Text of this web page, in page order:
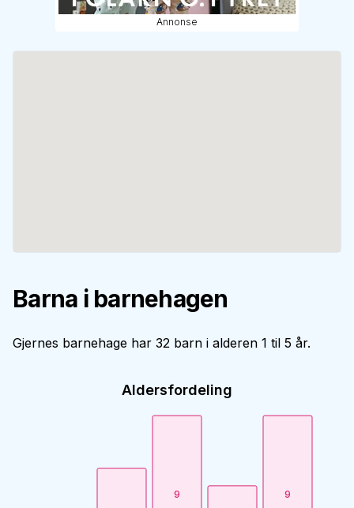
Annonse
Barna i barnehagen
Gjernes barnehage har 32 barn i alderen 1 til 5 år.
Aldersfordeling
9 9